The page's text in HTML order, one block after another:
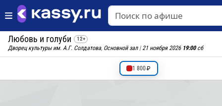
Любовь и голуби 12+
Дворец культуры им. А.Г. Солдатова, Основной зал|21 ноября 2026 19:00сб
1 800